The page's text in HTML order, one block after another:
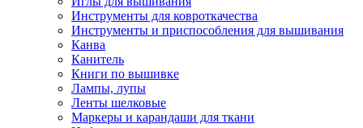
Инструменты для ковроткачества
Инструменты и приспособления для вышивания
Канва
Канитель
Книги по вышивке
Лампы, лупы
Ленты шелковые
Маркеры и карандаши для ткани